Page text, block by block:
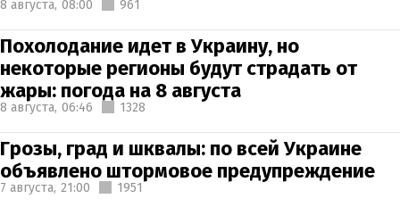
8 августа, 08:00 961
Похолодание идет в Украину, но
некоторые регионы будут страдать от
жары: погода на 8 августа
8 августа, 06:46 1328
Грозы, град и шквалы: по всей Украине
объявлено штормовое предупреждение
7 августа, 21:00 1951